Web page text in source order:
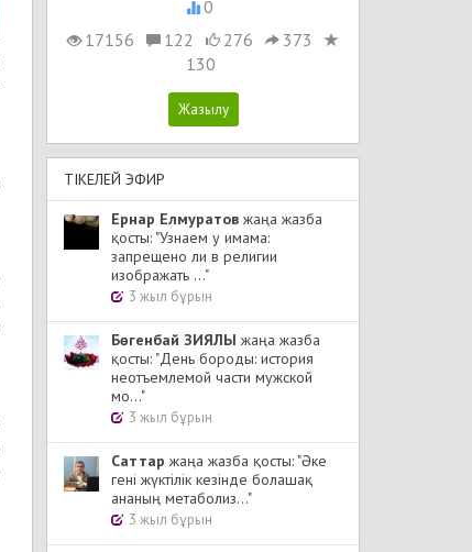
0
17156
122 276
373
130
ТІКЕЛЕЙ ЭФИР
Ернар Елмуратов жаңа жазба
қосты: "Узнаем у имама:
запрещено ли в религии
изображать ..."
3 жыл бұрын
Бөгенбай ЗИЯЛЫ жаңа жазба
қосты: "День бороды: история
неотъемлемой части мужской
мо..."
3 жыл бұрын
Cаттар жаңа жазба қосты: "Әке
гені жүктілік кезінде болашақ
ананың метаболиз..."
3 жыл бұрын